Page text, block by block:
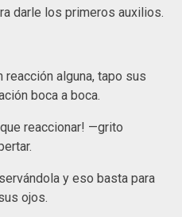
darle los primeros auxilios.
alguna, tapo sus
boca a boca.
reaccionar! —grito
y eso basta para
ojos.